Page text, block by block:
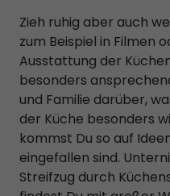
Zieh ruhig aber auch
zum Beispiel in Filmen
Ausstattung der
besonders
und Familie darüber,
der Küche besonders
kommst Du so auf
eingefallen sind.
Streifzug durch